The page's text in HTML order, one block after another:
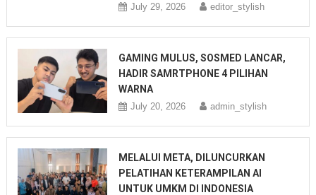
July 29, 2026 editor_stylish
GAMING MULUS, SOSMED LANCAR,
HADIR SAMRTPHONE 4 PILIHAN
WARNA
July 20, 2026 admin_stylish
MELALUI META, DILUNCURKAN
PELATIHAN KETERAMPILAN AI
UNTUK UMKM DI INDONESIA